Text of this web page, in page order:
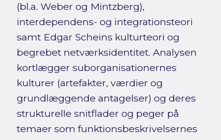
(bl.a. Weber og Mintzberg),
interdependens- og integrationsteori
samt Edgar Scheins kulturteori og
begrebet netværksidentitet. Analysen
kortlægger suborganisationernes
kulturer (artefakter, værdier og
grundlæggende antagelser) og deres
strukturelle snitflader og peger på
temaer som funktionsbeskrivelsernes